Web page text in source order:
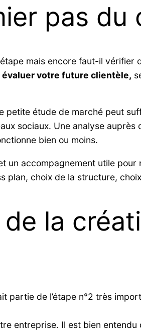
pas du
mais encore faut-il vérifier
votre future clientèle,
petite étude de marché peut
sociaux. Une analyse auprès
bien ou moins.
un accompagnement utile pour
plan, choix de la structure,
la
partie de l’étape n°2 très
entreprise. Il est bien entendu